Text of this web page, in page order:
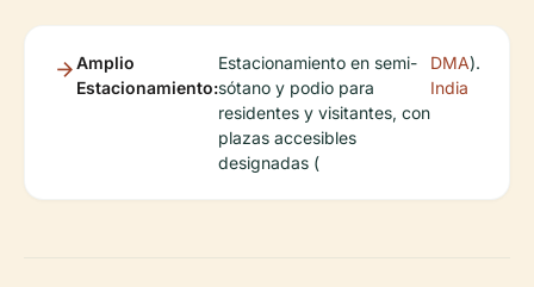
Amplio
Estacionamiento:
Estacionamiento en semi-
sótano y podio para
residentes y visitantes, con
plazas accesibles
designadas (
DMA
India
).